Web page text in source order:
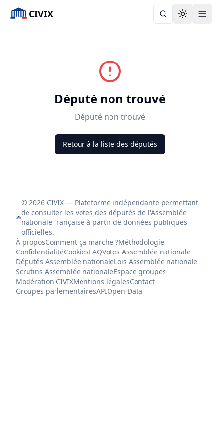
CIVIX Toggle
Député non trouvé
Député non trouvé
Retour à la liste des députés
© 2026 CIVIX — Plateforme indépendante permettant
de consulter les votes des députés de l'Assemblée
nationale française à partir de données publiques
officielles.
À proposComment ça marche ?Méthodologie
ConfidentialitéCookiesFAQVotes Assemblée nationale
Députés Assemblée nationaleLois Assemblée nationale
Scrutins Assemblée nationaleEspace groupes
Modération CIVIXMentions légalesContact
Groupes parlementairesAPIOpen Data